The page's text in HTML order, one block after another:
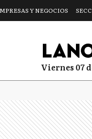
Y NEGOCIOS
viernes 07